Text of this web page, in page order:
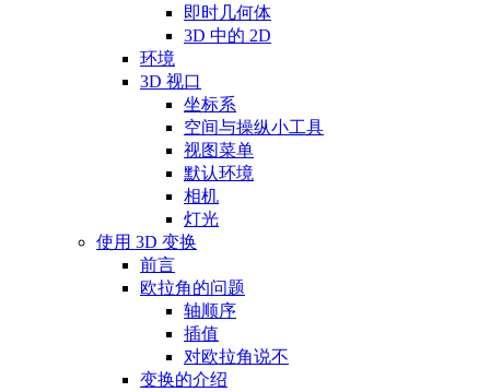
即时几何体
3D 中的 2D
环境
3D 视口
坐标系
空间与操纵小工具
视图菜单
默认环境
相机
灯光
使用 3D 变换
前言
欧拉角的问题
轴顺序
插值
对欧拉角说不
变换的介绍